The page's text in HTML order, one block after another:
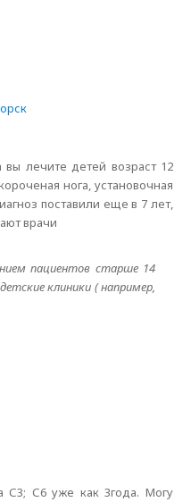
вы лечите детей возраст 12
нога, установочная
поставили еще в 7 лет,
врачи
пациентов старше 14
клиники ( например,
С3; С6 уже как 3года. Могу